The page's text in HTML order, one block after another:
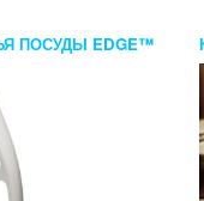
ПОСУДЫ EDGE™